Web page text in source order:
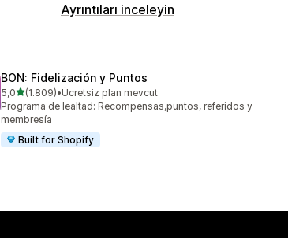
Ayrıntıları inceleyin
BON: Fidelización y Puntos
5,05 yıldız üzerinden
(1.809)
toplam 1809 değerlendirme
•Ücretsiz plan mevcut
Programa de lealtad: Recompensas,puntos, referidos y
membresía
Built for Shopify